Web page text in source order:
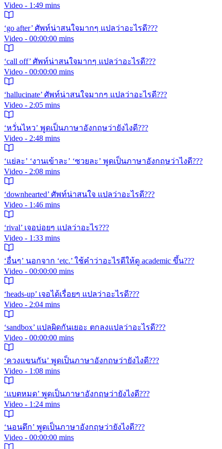
Video - 1:49 mins
‘go after’ ศัพท์น่าสนใจมากๆ แปลว่าอะไรดี???
Video - 00:00:00 mins
‘call off’ ศัพท์น่าสนใจมากๆ แปลว่าอะไรดี???
Video - 00:00:00 mins
‘hallucinate’ ศัพท์น่าสนใจมากๆ แปลว่าอะไรดี???
Video - 2:05 mins
‘หวั่นไหว’ พูดเป็นภาษาอังกฤษว่ายังไงดี???
Video - 2:48 mins
‘แย่ละ’ ‘งานเข้าละ’ ‘ซวยละ’ พูดเป็นภาษาอังกฤษว่าไงดี???
Video - 2:08 mins
‘downhearted’ ศัพท์น่าสนใจ แปลว่าอะไรดี???
Video - 1:46 mins
‘rival’ เจอบ่อยๆ แปลว่าอะไร???
Video - 1:33 mins
‘อื่นๆ’ นอกจาก ‘etc.’ ใช้คำว่าอะไรดีให้ดู academic ขึ้น???
Video - 00:00:00 mins
‘heads-up’ เจอได้เรื่อยๆ แปลว่าอะไรดี???
Video - 2:04 mins
‘sandbox’ แปลผิดกันเยอะ ตกลงแปลว่าอะไรดี???
Video - 00:00:00 mins
‘ควงแขนกัน’ พูดเป็นภาษาอังกฤษว่ายังไงดี???
Video - 1:08 mins
‘แบตหมด’ พูดเป็นภาษาอังกฤษว่ายังไงดี???
Video - 1:24 mins
‘นอนดึก’ พูดเป็นภาษาอังกฤษว่ายังไงดี???
Video - 00:00:00 mins